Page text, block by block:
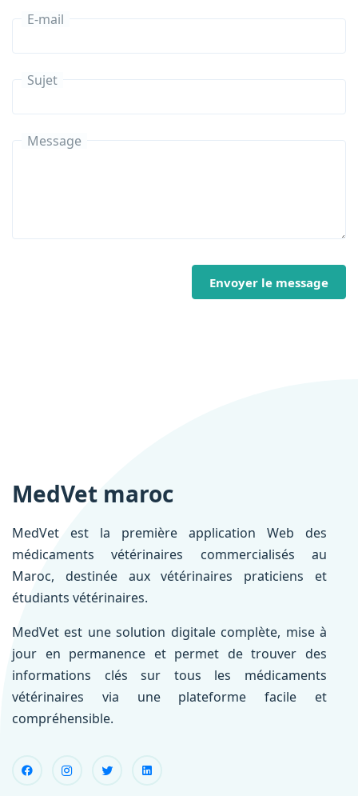
E-mail
Sujet
Message
Envoyer le message
MedVet maroc
MedVet est la première application Web des
médicaments vétérinaires commercialisés au
Maroc, destinée aux vétérinaires praticiens et
étudiants vétérinaires.
MedVet est une solution digitale complète, mise à
jour en permanence et permet de trouver des
informations clés sur tous les médicaments
vétérinaires via une plateforme facile et
compréhensible.